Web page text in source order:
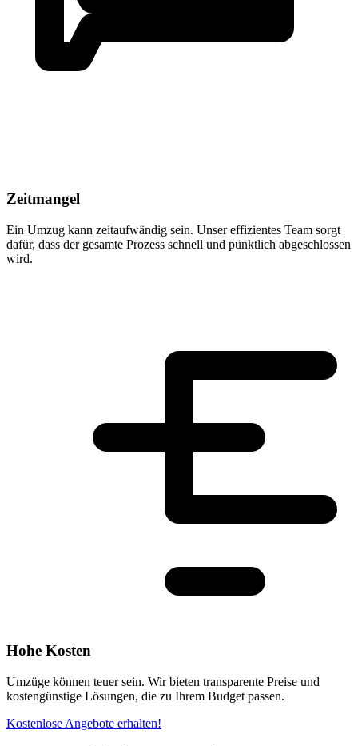
Zeitmangel
Ein Umzug kann zeitaufwändig sein. Unser effizientes Team sorgt
dafür, dass der gesamte Prozess schnell und pünktlich abgeschlossen
wird.
Hohe Kosten
Umzüge können teuer sein. Wir bieten transparente Preise und
kostengünstige Lösungen, die zu Ihrem Budget passen.
Kostenlose Angebote erhalten!